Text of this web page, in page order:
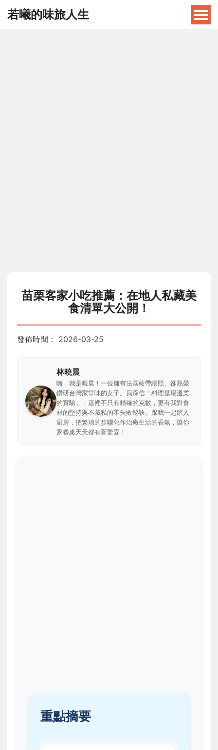
若曦的味旅人生
苗栗客家小吃推薦：在地人私藏美
食清單大公開！
發佈時間： 2026-03-25
林曉晨
嗨，我是曉晨！一位擁有法國藍帶證照、卻熱愛
鑽研台灣家常味的女子。我深信「料理是場溫柔
的實驗」，這裡不只有精確的克數，更有我對食
材的堅持與不藏私的零失敗秘訣。跟我一起踏入
廚房，把繁瑣的步驟化作治癒生活的香氣，讓你
家餐桌天天都有新驚喜！
重點摘要